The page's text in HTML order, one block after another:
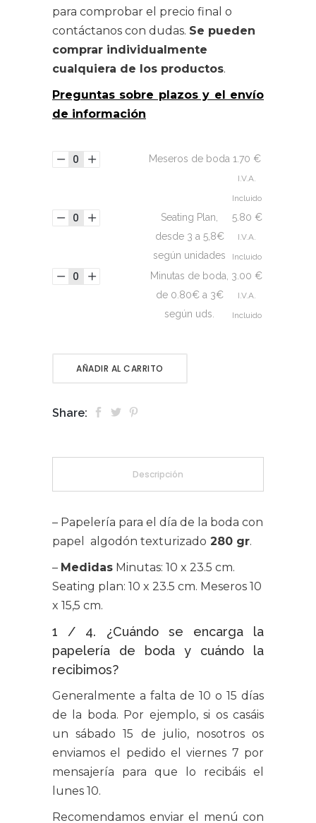
para comprobar el precio final o
contáctanos con dudas. Se pueden
comprar individualmente
cualquiera de los productos.
Preguntas sobre plazos y el envío
de información
Meseros de boda 1.70 €
I.V.A.
Incluido
Seating Plan,
desde 3 a 5,8€
según unidades
5.80 €
I.V.A.
Incluido
Minutas de boda,
de 0.80€ a 3€
según uds.
3.00 €
I.V.A.
Incluido
AÑADIR AL CARRITO
Share:
Descripción
– Papelería para el día de la boda con
papel algodón texturizado 280 gr.
– Medidas Minutas: 10 x 23.5 cm.
Seating plan: 10 x 23.5 cm. Meseros 10
x 15,5 cm.
1 / 4. ¿Cuándo se encarga la
papelería de boda y cuándo la
recibimos?
Generalmente a falta de 10 o 15 días
de la boda. Por ejemplo, si os casáis
un sábado 15 de julio, nosotros os
enviamos el pedido el viernes 7 por
mensajería para que lo recibáis el
lunes 10.
Recomendamos enviar el menú con